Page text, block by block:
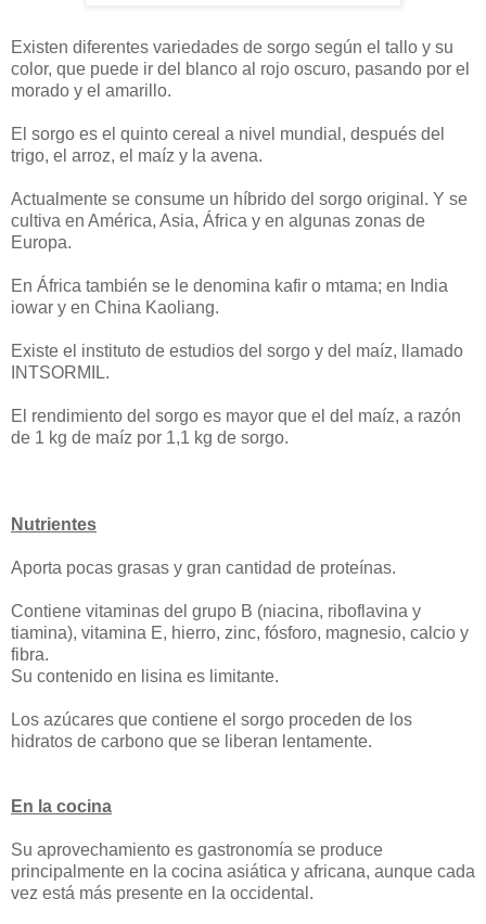
Existen diferentes variedades de sorgo según el tallo y su
color, que puede ir del blanco al rojo oscuro, pasando por el
morado y el amarillo.
El sorgo es el quinto cereal a nivel mundial, después del
trigo, el arroz, el maíz y la avena.
Actualmente se consume un híbrido del sorgo original. Y se
cultiva en América, Asia, África y en algunas zonas de
Europa.
En África también se le denomina kafir o mtama; en India
iowar y en China Kaoliang.
Existe el instituto de estudios del sorgo y del maíz, llamado
INTSORMIL.
El rendimiento del sorgo es mayor que el del maíz, a razón
de 1 kg de maíz por 1,1 kg de sorgo.
Nutrientes
Aporta pocas grasas y gran cantidad de proteínas.
Contiene vitaminas del grupo B (niacina, riboflavina y
tiamina), vitamina E, hierro, zinc, fósforo, magnesio, calcio y
fibra.
Su contenido en lisina es limitante.
Los azúcares que contiene el sorgo proceden de los
hidratos de carbono que se liberan lentamente.
En la cocina
Su aprovechamiento es gastronomía se produce
principalmente en la cocina asiática y africana, aunque cada
vez está más presente en la occidental.